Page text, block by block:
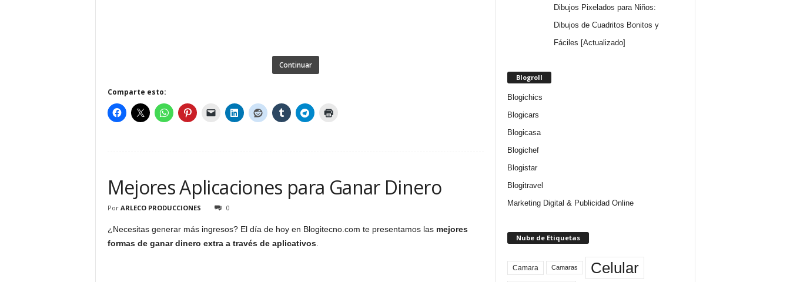
Continuar
Comparte esto:
Mejores Aplicaciones para Ganar Dinero
Por ARLECO PRODUCCIONES 0
¿Necesitas generar más ingresos? El día de hoy en Blogitecno.com te presentamos las mejores
formas de ganar dinero extra a través de aplicativos.
Dibujos Pixelados para Niños:
Dibujos de Cuadritos Bonitos y
Fáciles [Actualizado]
Blogroll
Blogichics
Blogicars
Blogicasa
Blogichef
Blogistar
Blogitravel
Marketing Digital & Publicidad Online
Nube de Etiquetas
Camara Camaras Celular